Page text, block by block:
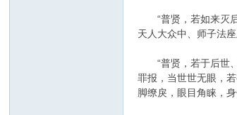
“普贤，若如来灭后
天人大众中、师子法座
“普贤，若于后世、
罪报，当世世无眼，
脚缭戾，眼目角睐，